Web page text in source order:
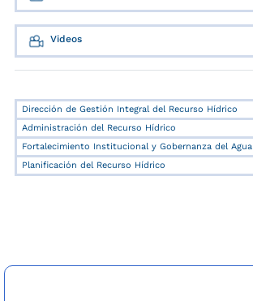
Videos
Dirección de Gestión Integral del Recurso Hídrico
Administración del Recurso Hídrico
Fortalecimiento Institucional y Gobernanza del Agua
Planificación del Recurso Hídrico